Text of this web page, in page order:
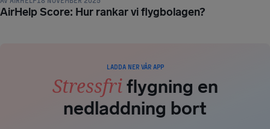
AirHelp Score: Hur rankar vi flygbolagen?
LADDA NER VÅR APP
Stressfriflygning en
nedladdning bort